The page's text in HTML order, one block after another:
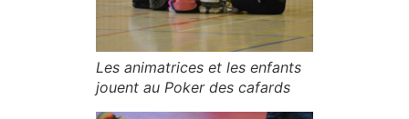
Les animatrices et les enfants
jouent au Poker des cafards